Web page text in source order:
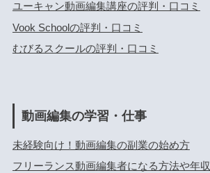
ユーキャン動画編集講座の評判・口コミ
Vook Schoolの評判・口コミ
むびるスクールの評判・口コミ
動画編集の学習・仕事
未経験向け！動画編集の副業の始め方
フリーランス動画編集者になる方法や年収